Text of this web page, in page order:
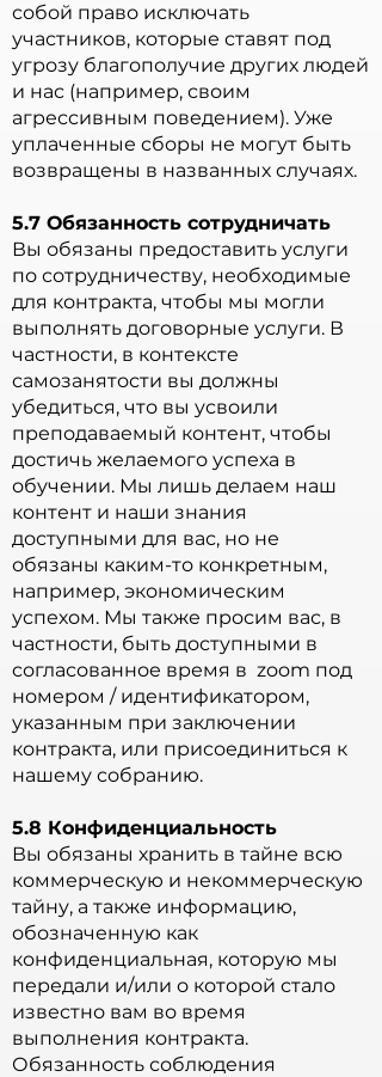
собой право исключать
участников, которые ставят под
угрозу благополучие других людей
и нас (например, своим
агрессивным поведением). Уже
уплаченные сборы не могут быть
возвращены в названных случаях.
5.7 Обязанность сотрудничать
Вы обязаны предоставить услуги
по сотрудничеству, необходимые
для контракта, чтобы мы могли
выполнять договорные услуги. В
частности, в контексте
самозанятости вы должны
убедиться, что вы усвоили
преподаваемый контент, чтобы
достичь желаемого успеха в
обучении. Мы лишь делаем наш
контент и наши знания
доступными для вас, но не
обязаны каким-то конкретным,
например, экономическим
успехом. Мы также просим вас, в
частности, быть доступными в
согласованное время в zoom под
номером / идентификатором,
указанным при заключении
контракта, или присоединиться к
нашему собранию.
5.8 Конфиденциальность
Вы обязаны хранить в тайне всю
коммерческую и некоммерческую
тайну, а также информацию,
обозначенную как
конфиденциальная, которую мы
передали и/или о которой стало
известно вам во время
выполнения контракта.
Обязанность соблюдения